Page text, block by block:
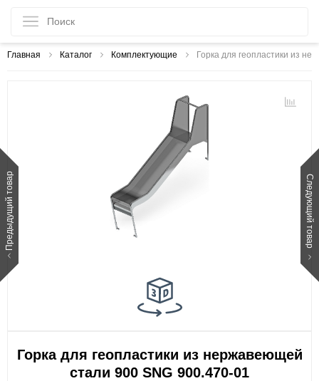
Главная Каталог Комплектующие Горка для геопластики из
Предыдущий товар Следующий товар
Горка для геопластики из нержавеющей
стали 900 SNG 900.470-01